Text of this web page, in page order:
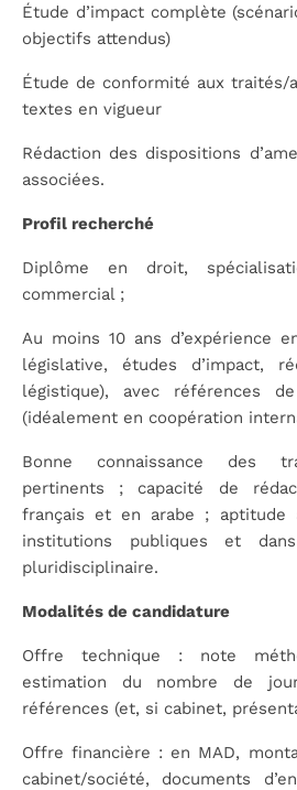
Étude d’impact complète
objectifs attendus)
Étude de conformité aux traités/
textes en vigueur
Rédaction des dispositions
associées.
Profil recherché
Diplôme en droit,
commercial ;
Au moins 10 ans d’expérience
législative, études d’impact,
légistique), avec références
(idéalement en coopération
Bonne connaissance des
pertinents ; capacité de
français et en arabe ; aptitude
institutions publiques et
pluridisciplinaire.
Modalités de candidature
Offre technique : note
estimation du nombre de
références (et, si cabinet,
Offre financière : en MAD,
cabinet/société, documents